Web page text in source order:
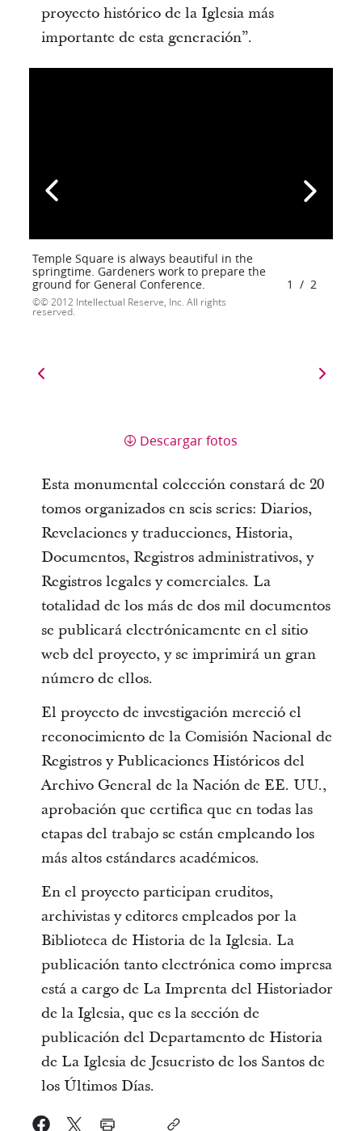
proyecto histórico de la Iglesia más
importante de esta generación”.
Temple Square is always beautiful in the
springtime. Gardeners work to prepare the
ground for General Conference.
© 2012 Intellectual Reserve, Inc. All rights
reserved.
1 / 2
Descargar fotos
Esta monumental colección constará de 20
tomos organizados en seis series: Diarios,
Revelaciones y traducciones, Historia,
Documentos, Registros administrativos, y
Registros legales y comerciales. La
totalidad de los más de dos mil documentos
se publicará electrónicamente en el sitio
web del proyecto, y se imprimirá un gran
número de ellos.
El proyecto de investigación mereció el
reconocimiento de la Comisión Nacional de
Registros y Publicaciones Históricos del
Archivo General de la Nación de EE. UU.,
aprobación que certifica que en todas las
etapas del trabajo se están empleando los
más altos estándares académicos.
En el proyecto participan eruditos,
archivistas y editores empleados por la
Biblioteca de Historia de la Iglesia. La
publicación tanto electrónica como impresa
está a cargo de La Imprenta del Historiador
de la Iglesia, que es la sección de
publicación del Departamento de Historia
de La Iglesia de Jesucristo de los Santos de
los Últimos Días.